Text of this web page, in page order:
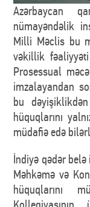
Azərbaycan
nümayəndəlik
Milli Məclis bu
vəkillik
Prosessual
imzalayandan
bu
hüquqlarını
müdafiə edə
İndiyə qədər
Məhkəmə və
hüquqlarını